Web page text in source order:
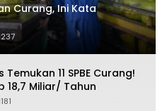
Curang, Ini Kata
11 SPBE Curang!
18,7 Miliar/ Tahun